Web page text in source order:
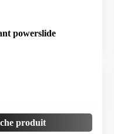
powerslide
produit